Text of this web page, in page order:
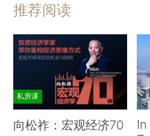
推荐阅读
私房课
向松祚：宏观经济70